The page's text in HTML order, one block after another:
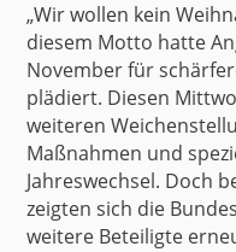
„Wir wollen kein
diesem Motto hatte
November für
plädiert. Diesen
weiteren
Maßnahmen und
Jahreswechsel. Doch
zeigten sich die
weitere Beteiligte